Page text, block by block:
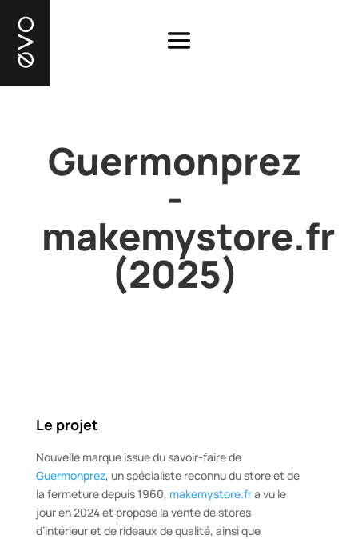
Guermonprez
-
makemystore.fr
(2025)
Le projet
Nouvelle marque issue du savoir-faire de
Guermonprez, un spécialiste reconnu du store et de
la fermeture depuis 1960, makemystore.fra vu le
jour en 2024 et propose la vente de stores
d’intérieur et de rideaux de qualité, ainsi que